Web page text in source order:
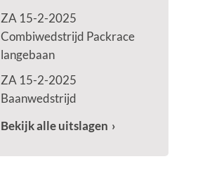
ZA 15-2-2025
Combiwedstrijd Packrace
langebaan
ZA 15-2-2025
Baanwedstrijd
Bekijk alle uitslagen